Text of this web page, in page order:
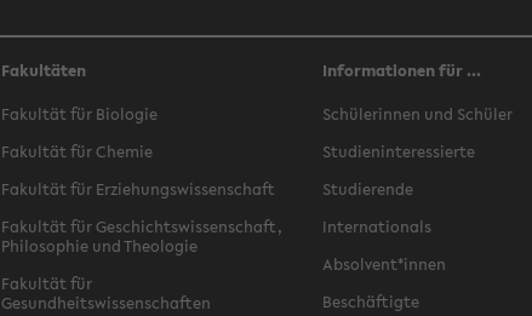
Fakultäten
Fakultät für Biologie
Fakultät für Chemie
Fakultät für Erziehungswissenschaft
Fakultät für Geschichtswissenschaft,
Philosophie und Theologie
Fakultät für
Gesundheitswissenschaften
Informationen für ...
Schülerinnen und Schüler
Studieninteressierte
Studierende
Internationals
Absolvent*innen
Beschäftigte